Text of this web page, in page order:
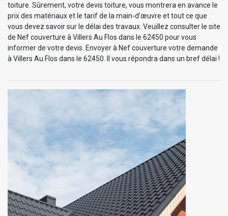
toiture. Sûrement, votre devis toiture, vous montrera en avance le
prix des matériaux et le tarif de la main-d’œuvre et tout ce que
vous devez savoir sur le délai des travaux. Veuillez consulter le site
de Nef couverture à Villers Au Flos dans le 62450 pour vous
informer de votre devis. Envoyer à Nef couverture votre demande
à Villers Au Flos dans le 62450. Il vous répondra dans un bref délai !